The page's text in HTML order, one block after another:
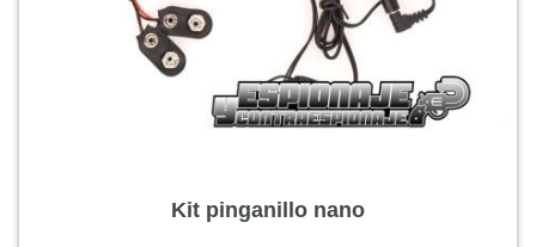
Kit pinganillo nano